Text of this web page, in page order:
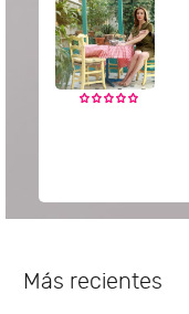
Más recientes